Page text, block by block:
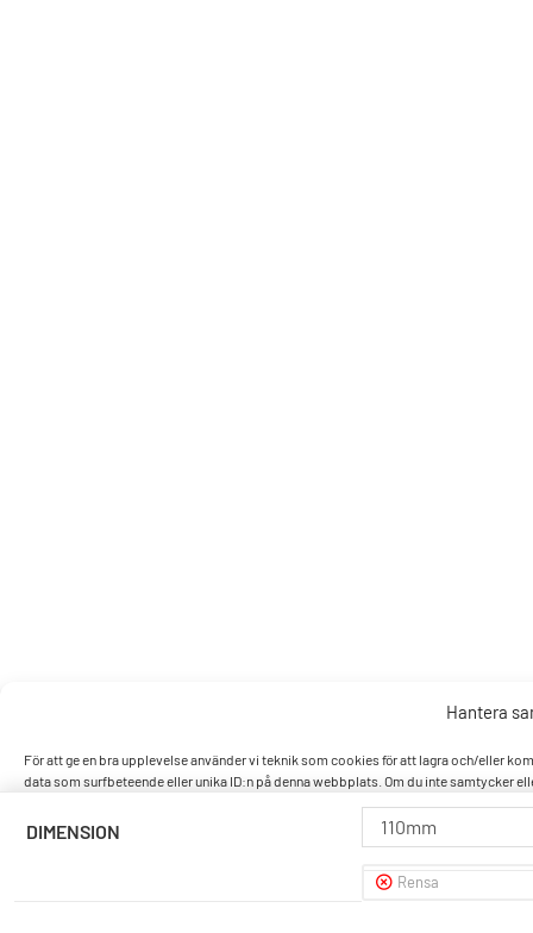
Hantera
För att ge en bra upplevelse använder vi teknik som cookies för att lagra och/eller
data som surfbeteende eller unika ID:n på denna webbplats. Om du inte samtycker
DIMENSION 110mm
Rensa